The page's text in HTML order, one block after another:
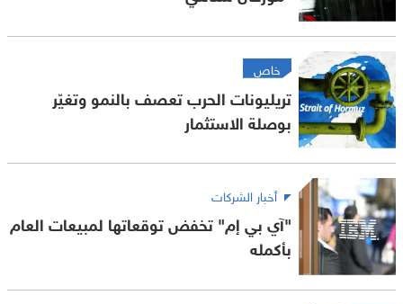
خاص
تريليونات الحرب تعصف بالنمو وتغيّر
بوصلة الاستثمار
أخبار الشركات
"آي بي إم" تخفض توقعاتها لمبيعات العام
بأكمله